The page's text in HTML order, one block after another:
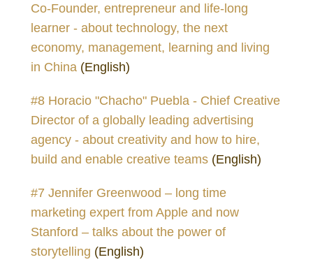
Co-Founder, entrepreneur and life-long
learner - about technology, the next
economy, management, learning and living
in China (English)
#8 Horacio "Chacho" Puebla - Chief Creative
Director of a globally leading advertising
agency - about creativity and how to hire,
build and enable creative teams (English)
#7 Jennifer Greenwood – long time
marketing expert from Apple and now
Stanford – talks about the power of
storytelling (English)